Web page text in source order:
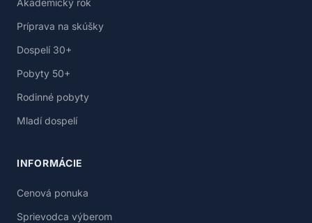
Akademický rok
Príprava na skúšky
Dospelí 30+
Pobyty 50+
Rodinné pobyty
Mladí dospelí
INFORMÁCIE
Cenová ponuka
Sprievodca výberom